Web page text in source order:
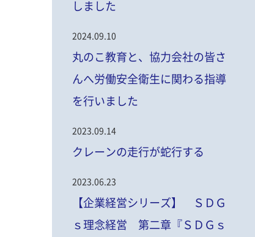
しました
2024.09.10
丸のこ教育と、協力会社の皆さ
んへ労働安全衛生に関わる指導
を行いました
2023.09.14
クレーンの走行が蛇行する
2023.06.23
【企業経営シリーズ】 ＳＤＧ
ｓ理念経営 第二章『ＳＤＧｓ